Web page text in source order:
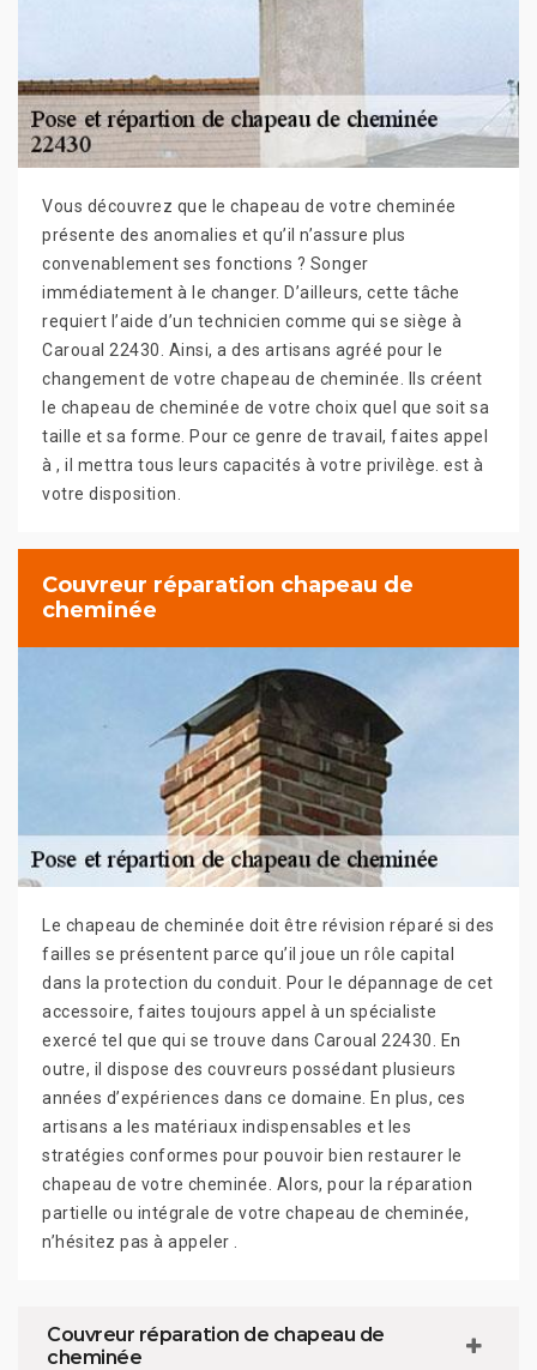
Vous découvrez que le chapeau de votre cheminée
présente des anomalies et qu’il n’assure plus
convenablement ses fonctions ? Songer
immédiatement à le changer. D’ailleurs, cette tâche
requiert l’aide d’un technicien comme qui se siège à
Caroual 22430. Ainsi, a des artisans agréé pour le
changement de votre chapeau de cheminée. Ils créent
le chapeau de cheminée de votre choix quel que soit sa
taille et sa forme. Pour ce genre de travail, faites appel
à , il mettra tous leurs capacités à votre privilège. est à
votre disposition.
Couvreur réparation chapeau de
cheminée
Le chapeau de cheminée doit être révision réparé si des
failles se présentent parce qu’il joue un rôle capital
dans la protection du conduit. Pour le dépannage de cet
accessoire, faites toujours appel à un spécialiste
exercé tel que qui se trouve dans Caroual 22430. En
outre, il dispose des couvreurs possédant plusieurs
années d’expériences dans ce domaine. En plus, ces
artisans a les matériaux indispensables et les
stratégies conformes pour pouvoir bien restaurer le
chapeau de votre cheminée. Alors, pour la réparation
partielle ou intégrale de votre chapeau de cheminée,
n’hésitez pas à appeler .
Couvreur réparation de chapeau de
cheminée